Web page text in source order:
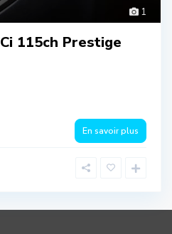
1
115ch Prestige
En savoir plus